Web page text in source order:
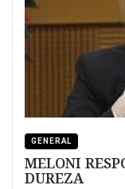
GENERAL
MELONI
DUREZA